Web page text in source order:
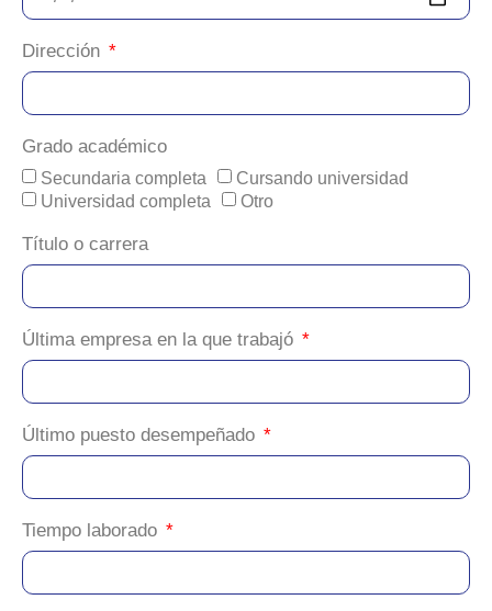
Dirección
Grado académico
Secundaria completa
Cursando universidad
Universidad completa
Otro
Título o carrera
Última empresa en la que trabajó
Último puesto desempeñado
Tiempo laborado